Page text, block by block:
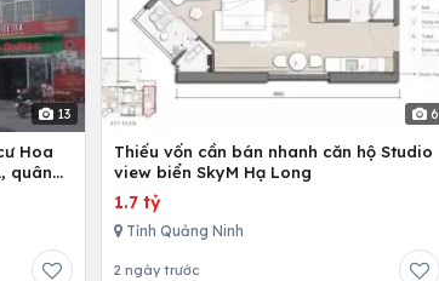
13
Hoa
quân
6
Thiếu vốn cần bán nhanh căn hộ Studio
view biển SkyM Hạ Long
1.7 tỷ
Tỉnh Quảng Ninh
2 ngày trước